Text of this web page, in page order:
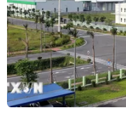
Nứt núi, Thanh Hóa
nhiều hộ dân
07/08/2026 13:17